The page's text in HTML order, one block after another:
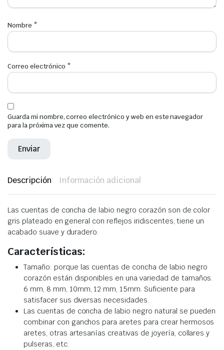
Nombre *
Correo electrónico *
Guarda mi nombre, correo electrónico y web en este navegador
para la próxima vez que comente.
Descripción Información adicional
Las cuentas de concha de labio negro corazón son de color
gris plateado en general con reflejos iridiscentes, tiene un
acabado suave y duradero.
Características:
Tamaño: porque las cuentas de concha de labio negro
corazón están disponibles en una variedad de tamaños.
6 mm, 8 mm, 10mm, 12 mm, 15mm. Suficiente para
satisfacer sus diversas necesidades.
Las cuentas de concha de labio negro natural se pueden
combinar con ganchos para aretes para crear hermosos
aretes, otras artesanías creativas de joyería, collares y
pulseras, etc.